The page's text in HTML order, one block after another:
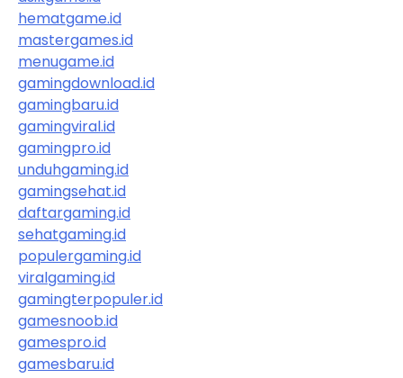
hematgame.id
mastergames.id
menugame.id
gamingdownload.id
gamingbaru.id
gamingviral.id
gamingpro.id
unduhgaming.id
gamingsehat.id
daftargaming.id
sehatgaming.id
populergaming.id
viralgaming.id
gamingterpopuler.id
gamesnoob.id
gamespro.id
gamesbaru.id